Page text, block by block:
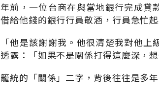
年前，一位台商在與當地銀行完成貸
借給他錢的銀行行員敬酒，行員急忙
「他是該謝謝我。他很清楚我對他
透露：「如果不是關係打得這麼深，想
籠統的「關係」二字，背後往往是多